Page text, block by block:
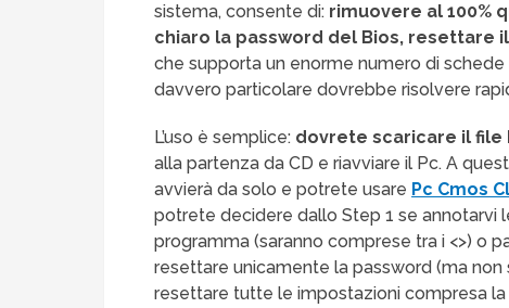
sistema, consente di: rimuovere al 100%
chiaro la password del Bios, resettare
che supporta un enorme numero di
davvero particolare dovrebbe risolvere
L’uso è semplice: dovrete scaricare il file
alla partenza da CD e riavviare il Pc. A
avvierà da solo e potrete usare Pc Cmos
potrete decidere dallo Step 1 se annotarvi
programma (saranno comprese tra i <>) o
resettare unicamente la password (ma
resettare tutte le impostazioni compresa